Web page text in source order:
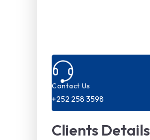
Clients Details
Contact Us
+252 258 3598